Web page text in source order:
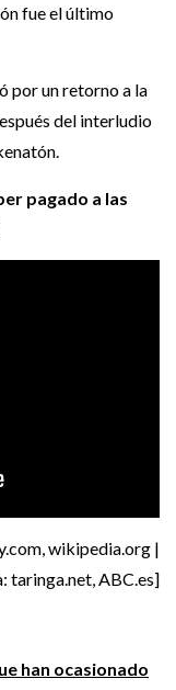
fue el último
por un retorno a la
del interludio
pagado a las
wikipedia.org |
taringa.net, ABC.es]
han ocasionado